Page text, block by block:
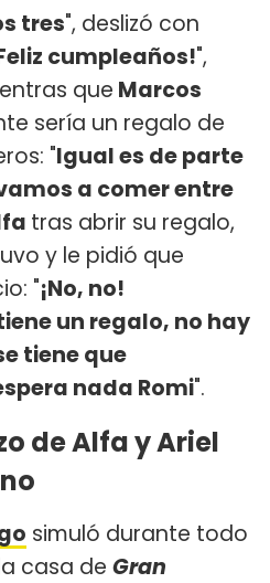
tres", deslizó con
cumpleaños!",
que Marcos
sería un regalo de
"Igual es de parte
vamos a comer entre
tras abrir su regalo,
y le pidió que
"¡No, no!
un regalo, no hay
tiene que
nada Romi".
de Alfa y Ariel
simuló durante todo
casa de Gran